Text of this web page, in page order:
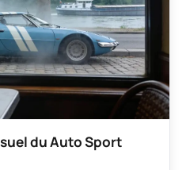
du Auto Sport